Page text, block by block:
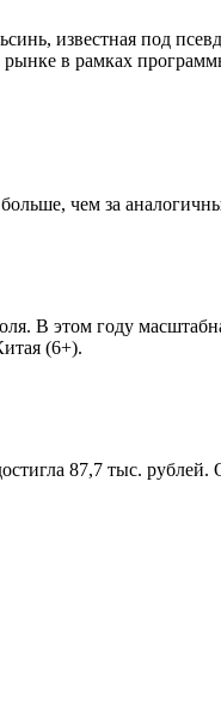
известная под
в рамках
чем за
В этом году
(6+).
87,7 тыс.